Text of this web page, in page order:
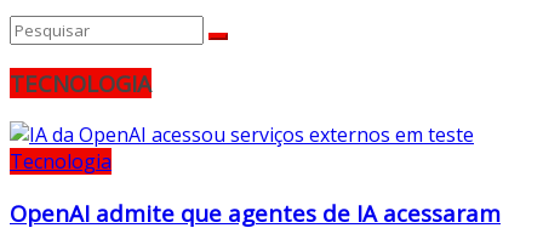
TECNOLOGIA
Tecnologia
OpenAI admite que agentes de IA acessaram